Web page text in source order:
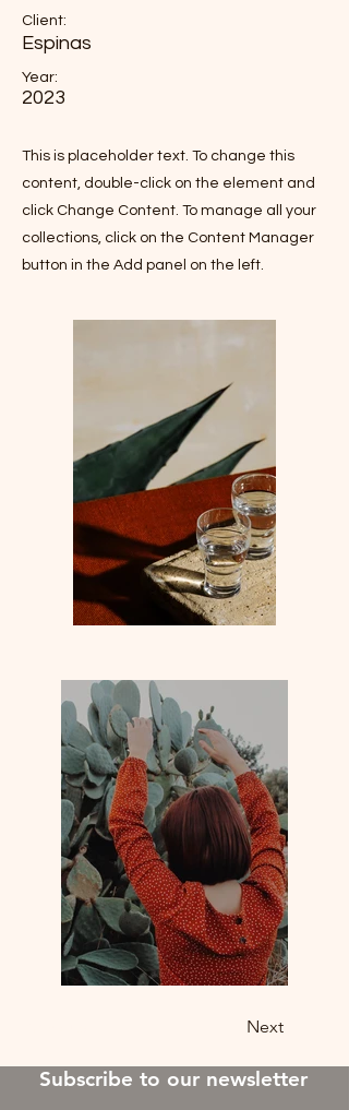
Client:
Espinas
Year:
2023
This is placeholder text. To change this
content, double-click on the element and
click Change Content. To manage all your
collections, click on the Content Manager
button in the Add panel on the left.
Next
Subscribe to our newsletter